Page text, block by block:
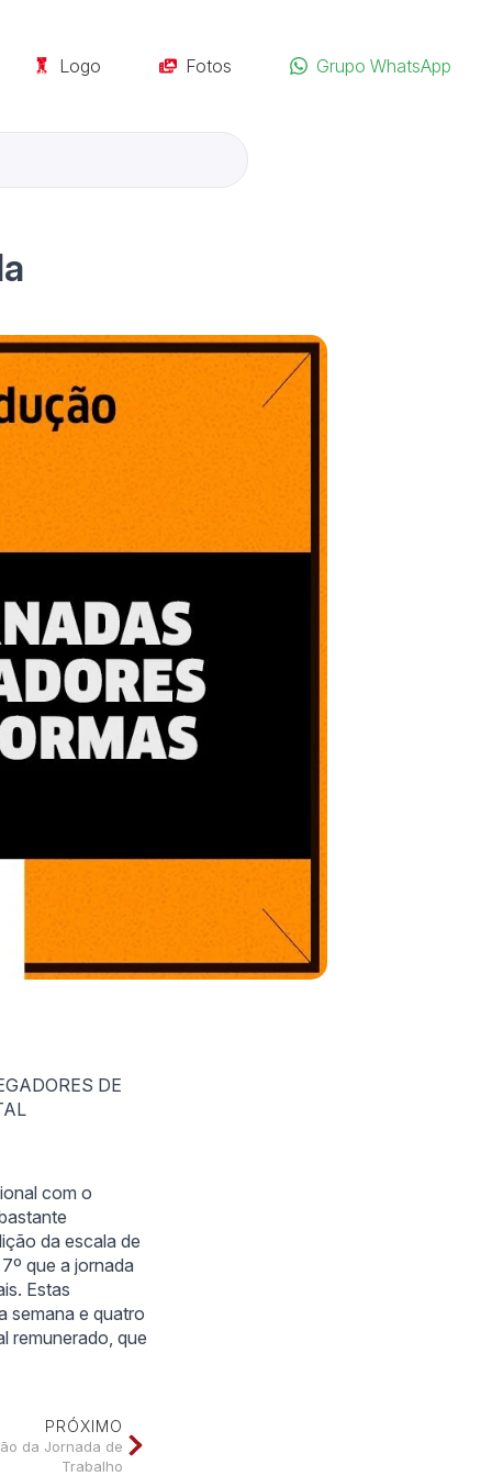
Logo Fotos Grupo WhatsApp
DE
com o
da escala de
que a jornada
Estas
semana e quatro
remunerado, que
PRÓXIMO
da Jornada de
Trabalho